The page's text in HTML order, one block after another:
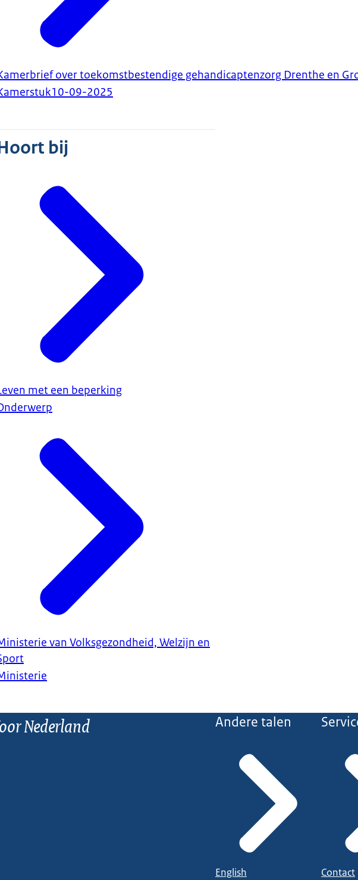
over toekomstbestendige gehandicaptenzorg Drenthe en
10-09-2025
bij
met een beperking
van Volksgezondheid, Welzijn en
Nederland Andere talen
English Contact